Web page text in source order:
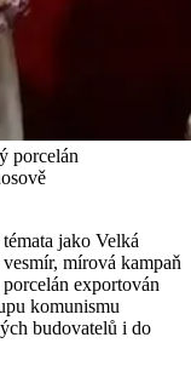
porcelán
jako Velká
mírová kampaň
exportován
komunismu
budovatelů i do